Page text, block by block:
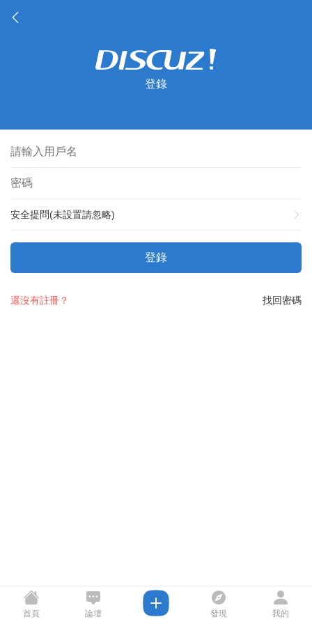
登錄
安全提問(未設置請忽略)
登錄
找回密碼
還沒有註冊？
首頁 論壇 發現 我的